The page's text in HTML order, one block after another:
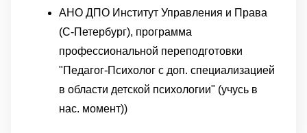
АНО ДПО Институт Управления и Права
(С-Петербург), программа
профессиональной переподготовки
"Педагог-Психолог с доп. специализацией
в области детской психологии" (учусь в
нас. момент))